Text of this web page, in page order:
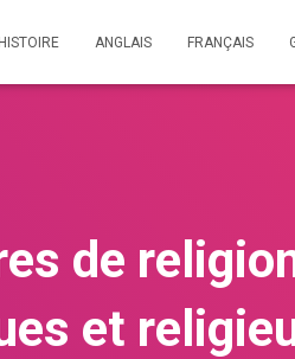
HISTOIRE ANGLAIS FRANÇAIS
de
et